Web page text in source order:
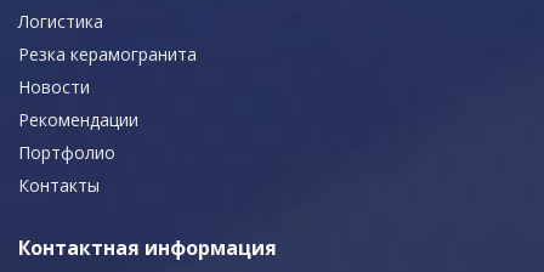
Логистика
Резка керамогранита
Новости
Рекомендации
Портфолио
Контакты
Контактная информация